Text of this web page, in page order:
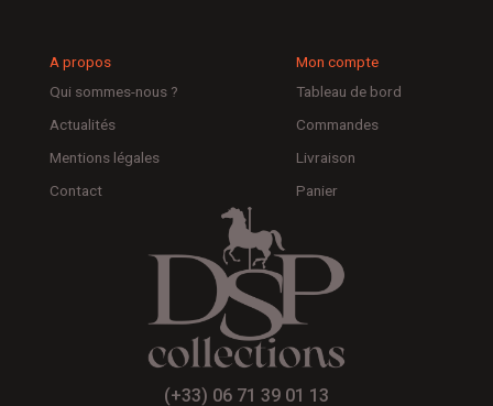
A propos
Qui sommes-nous ?
Actualités
Mentions légales
Contact
Mon compte
Tableau de bord
Commandes
Livraison
Panier
(+33) 06 71 39 01 13